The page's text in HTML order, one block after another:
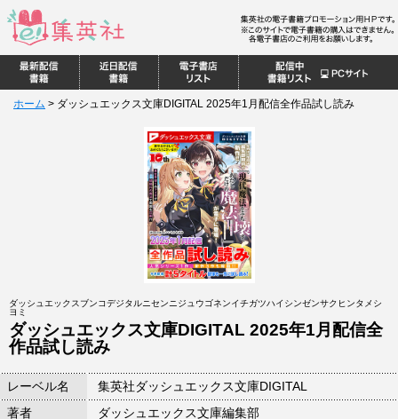
ホーム > ダッシュエックス文庫DIGITAL 2025年1月配信全作品試し読み
ダッシュエックスブンコデジタルニセンニジュウゴネンイチガツハイシンゼンサクヒンタメシ
ヨミ
ダッシュエックス文庫DIGITAL 2025年1月配信全
作品試し読み
レーベル名
集英社ダッシュエックス文庫DIGITAL
著者
ダッシュエックス文庫編集部